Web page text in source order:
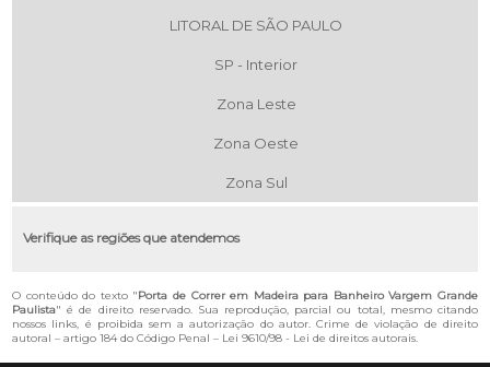
LITORAL DE SÃO PAULO
SP - Interior
Zona Leste
Zona Oeste
Zona Sul
Verifique as regiões que atendemos
O conteúdo do texto "Porta de Correr em Madeira para Banheiro Vargem Grande
Paulista" é de direito reservado. Sua reprodução, parcial ou total, mesmo citando
nossos links, é proibida sem a autorização do autor. Crime de violação de direito
autoral – artigo 184 do Código Penal – Lei 9610/98 - Lei de direitos autorais.